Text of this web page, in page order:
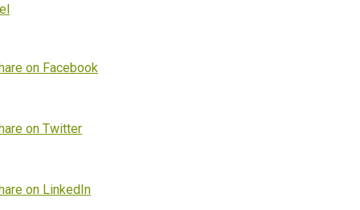
on Facebook
on Twitter
on LinkedIn